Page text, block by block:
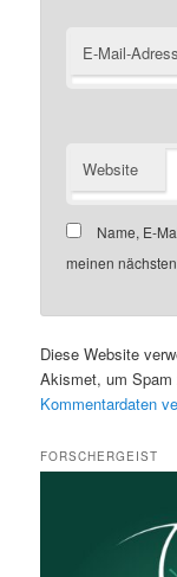
E-Mail-
Website
Name, E-
meinen
Diese Website
Akismet, um Spam
Kommentardaten
FORSCHERGEIST